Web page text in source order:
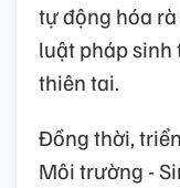
tự động hóa
luật pháp sinh
thiên tai.
Đồng thời,
Môi trường -